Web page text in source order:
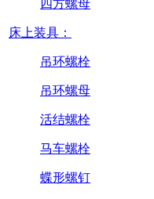
四方螺母
床上装具：
吊环螺栓
吊环螺母
活结螺栓
马车螺栓
蝶形螺钉